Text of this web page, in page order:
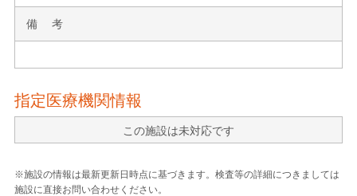
備 考
指定医療機関情報
この施設は未対応です
※施設の情報は最新更新日時点に基づきます。検査等の詳細につきましては
施設に直接お問い合わせください。